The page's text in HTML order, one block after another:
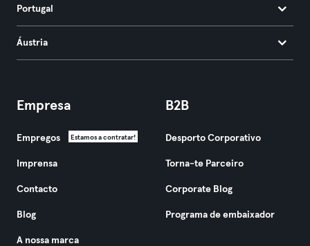
Portugal
Áustria
Empresa
Empregos Estamos a contratar!
Imprensa
Contacto
Blog
A nossa marca
B2B
Desporto Corporativo
Torna-te Parceiro
Corporate Blog
Programa de embaixador